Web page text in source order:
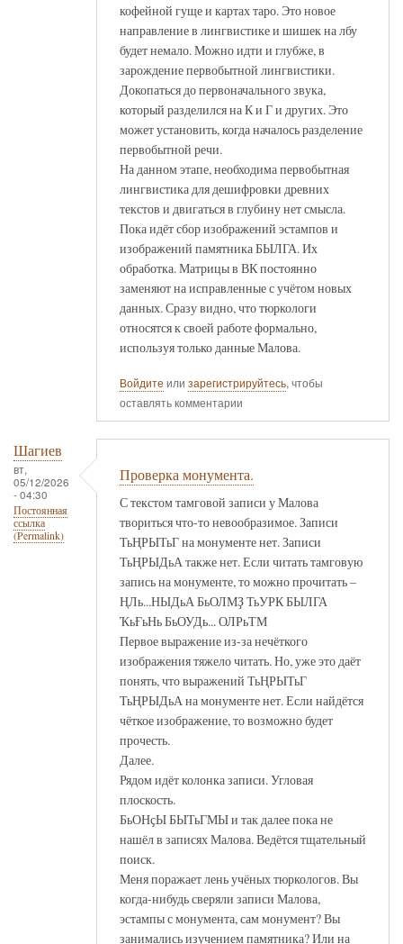
кофейной гуще и картах таро. Это новое
направление в лингвистике и шишек на лбу
будет немало. Можно идти и глубже, в
зарождение первобытной лингвистики.
Докопаться до первоначального звука,
который разделился на К и Г и других. Это
может установить, когда началось разделение
первобытной речи.
На данном этапе, необходима первобытная
лингвистика для дешифровки древних
текстов и двигаться в глубину нет смысла.
Пока идёт сбор изображений эстампов и
изображений памятника БЫЛГА. Их
обработка. Матрицы в ВК постоянно
заменяют на исправленные с учётом новых
данных. Сразу видно, что тюркологи
относятся к своей работе формально,
используя только данные Малова.
Войдите или зарегистрируйтесь, чтобы
оставлять комментарии
Шагиев
вт,
05/12/2026
- 04:30
Постоянная
ссылка
(Permalink)
Проверка монумента.
С текстом тамговой записи у Малова
твориться что-то невообразимое. Записи
ТьҢРЫТьГ на монументе нет. Записи
ТьҢРЫДьА также нет. Если читать тамговую
запись на монументе, то можно прочитать –
ҢЛь...НЫДьА БьОЛМҘ ТьУРК БЫЛГА
ҠьҒьНь БьОУДь... ОЛРьТМ
Первое выражение из-за нечёткого
изображения тяжело читать. Но, уже это даёт
понять, что выражений ТьҢРЫТьГ
ТьҢРЫДьА на монументе нет. Если найдётся
чёткое изображение, то возможно будет
прочесть.
Далее.
Рядом идёт колонка записи. Угловая
плоскость.
БьОНҫЫ БЫТьГМЫ и так далее пока не
нашёл в записях Малова. Ведётся тщательный
поиск.
Меня поражает лень учёных тюркологов. Вы
когда-нибудь сверяли записи Малова,
эстампы с монумента, сам монумент? Вы
занимались изучением памятника? Или на